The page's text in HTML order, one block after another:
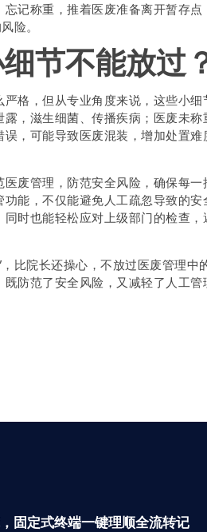
记称重，推着医废准备离开暂存点
险。
节不能放过
格，但从专业角度来说，这些小细
，滋生细菌、传播疾病；医废未称
，可能导致医废混装，增加处置难
废管理，防范安全风险，确保每一
能，不仅能避免人工疏忽导致的安
时也能轻松应对上级部门的检查，
比院长还操心，不放过医废管理中
防范了安全风险，又减轻了人工管
固定式终端一键理顺全流转记